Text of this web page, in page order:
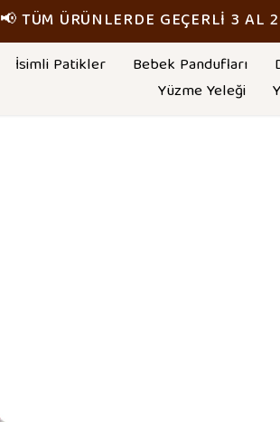
📢 TÜM ÜRÜNLERDE GEÇERLİ 3 AL
İsimli Patikler Bebek Pandufları
Yüzme Yeleği